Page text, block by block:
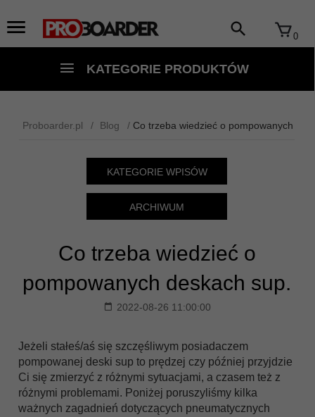
0
KATEGORIE PRODUKTÓW
Proboarder.pl Blog Co trzeba wiedzieć o pompowanych
KATEGORIE WPISÓW
ARCHIWUM
Co trzeba wiedzieć o
pompowanych deskach sup.
2022-08-26 11:00:00
Jeżeli stałeś/aś się szczęśliwym posiadaczem
pompowanej deski sup to prędzej czy później przyjdzie
Ci się zmierzyć z różnymi sytuacjami, a czasem też z
różnymi problemami. Poniżej poruszyliśmy kilka
ważnych zagadnień dotyczących pneumatycznych